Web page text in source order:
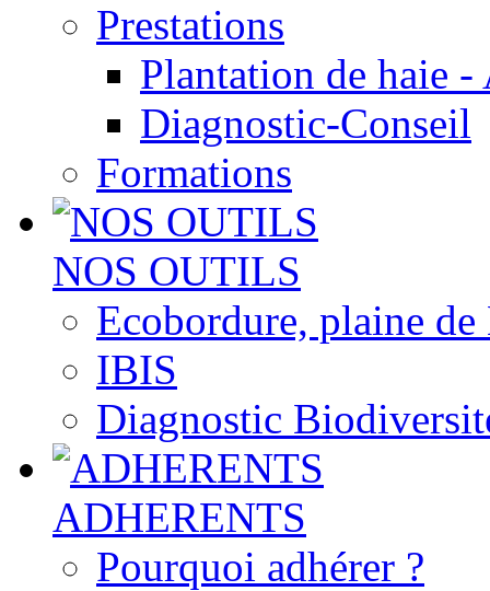
Prestations
Plantation de haie
Diagnostic-Conseil
Formations
NOS OUTILS
Ecobordure, plaine de
IBIS
Diagnostic
ADHERENTS
Pourquoi adhérer ?